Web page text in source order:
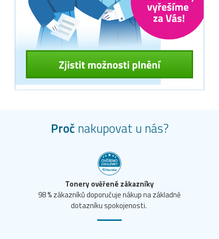
Proč nakupovat u nás?
Tonery ověřené zákazníky
98 % zákazníků doporučuje nákup na základně
dotazníku spokojenosti.